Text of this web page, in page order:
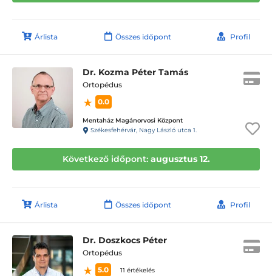
Árlista Összes időpont Profil
Dr. Kozma Péter Tamás
Ortopédus
0.0
Mentaház Magánorvosi Központ
Székesfehérvár, Nagy László utca 1.
Következő időpont: augusztus 12.
Árlista Összes időpont Profil
Dr. Doszkocs Péter
Ortopédus
5.0
11 értékelés